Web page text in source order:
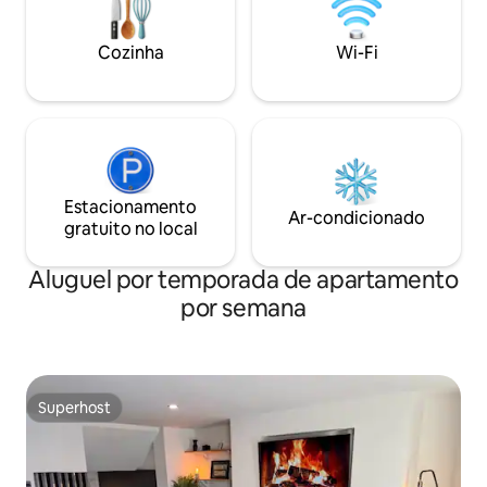
do assoalho
os hóspedes
Cozinha Wi-Fi
Estacionamento
gratuito no local
Ar-condicionado
Aluguel por temporada de apartamento
por semana
Superhost
Superhost